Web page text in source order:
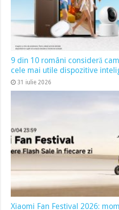
9 din 10 români consideră
cele mai utile dispozitive
31 iulie 2026
Xiaomi Fan Festival 2026: